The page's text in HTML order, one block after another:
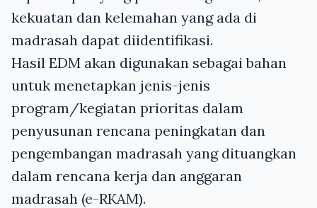
kekuatan dan kelemahan yang ada di
madrasah dapat diidentifikasi.
Hasil EDM akan digunakan sebagai bahan
untuk menetapkan jenis-jenis
program/kegiatan prioritas dalam
penyusunan rencana peningkatan dan
pengembangan madrasah yang dituangkan
dalam rencana kerja dan anggaran
madrasah (e-RKAM).